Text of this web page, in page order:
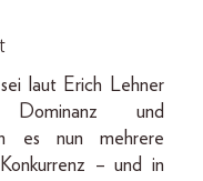
laut Erich Lehner
und
es nun mehrere
– und in